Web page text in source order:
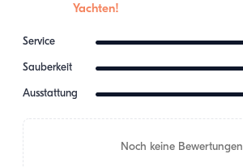
Yachten!
Service
Sauberkeit
Ausstattung
Noch keine Bewertungen